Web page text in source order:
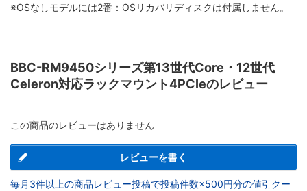
※OSなしモデルには2番：OSリカバリディスクは付属しません。
BBC-RM9450シリーズ第13世代Core・12世代
Celeron対応ラックマウント4PCIeのレビュー
この商品のレビューはありません
レビューを書く
毎月3件以上の商品レビュー投稿で投稿件数×500円分の値引クー